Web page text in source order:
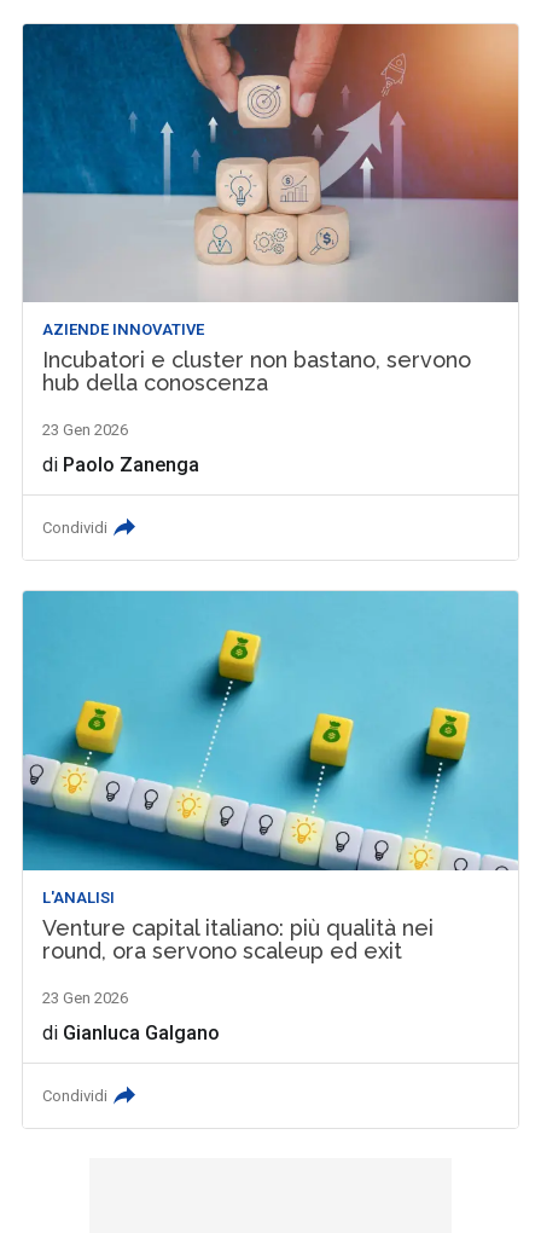
AZIENDE INNOVATIVE
Incubatori e cluster non bastano, servono
hub della conoscenza
23 Gen 2026
di Paolo Zanenga
Condividi
L'ANALISI
Venture capital italiano: più qualità nei
round, ora servono scaleup ed exit
23 Gen 2026
di Gianluca Galgano
Condividi